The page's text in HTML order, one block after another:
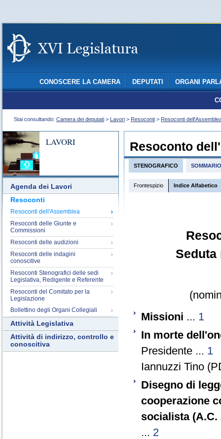
CONOSCERE LA CAMERA DEPUTATI ORGANI
Stai consultando: Camera dei deputati > Lavori > Resoconti > Resoconti
LAVORI
Agenda dei Lavori
Resoconti
Resoconti dell'Assemblea
Resoconti delle Giunte e
Commissioni
Resoconti delle audizioni
Resoconti delle indagini
conoscitive
Resoconti Stenografici delle sedi
Legislativa, Redigente e Referente
Resoconti del Comitato per la
Legislazione
Bollettino degli Organi Collegiali
Attività Legislativa
Attività di indirizzo, controllo e
conoscitiva
Resoconto
STENOGRAFICO SOMMARIO
Frontespizio Indice Alfabetico
Seduta
Missioni ... 1
In morte
Presidente ... 1
Iannuzzi Tino
Disegno di
cooperazione
socialista (A.C.
... 2